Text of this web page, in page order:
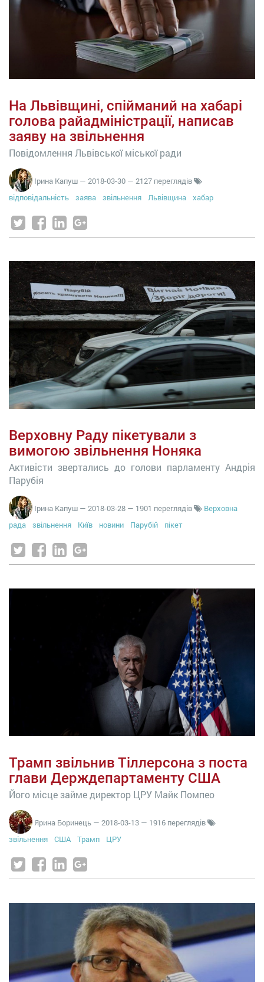
На Львівщині, спійманий на хабарі
голова райадміністрації, написав
заяву на звільнення
Повідомлення Львівської міської ради
Ірина Капуш — 2018-03-30 — 2127 переглядів
відповідальність
заява звільнення Львівщина хабар
Верховну Раду пікетували з
вимогою звільнення Ноняка
Активісти звертались до голови парламенту Андрія
Парубія
Ірина Капуш — 2018-03-28 — 1901 переглядів
Верховна
рада
звільнення Київ новини Парубій пікет
Трамп звільнив Тіллерсона з поста
глави Держдепартаменту США
Його місце займе директор ЦРУ Майк Помпео
Ярина Боринець — 2018-03-13 — 1916 переглядів
звільнення
США Трамп ЦРУ